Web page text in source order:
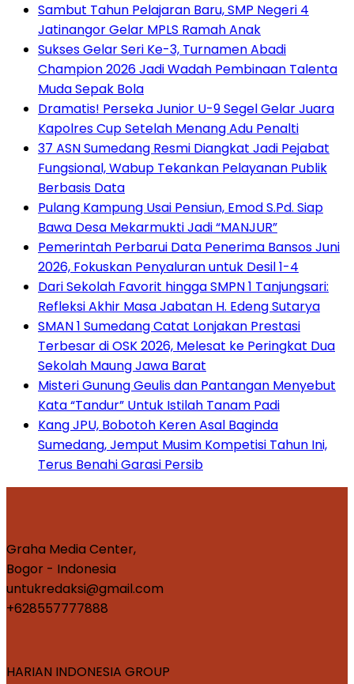
Sambut Tahun Pelajaran Baru, SMP Negeri 4
Jatinangor Gelar MPLS Ramah Anak
Sukses Gelar Seri Ke-3, Turnamen Abadi
Champion 2026 Jadi Wadah Pembinaan Talenta
Muda Sepak Bola
Dramatis! Perseka Junior U-9 Segel Gelar Juara
Kapolres Cup Setelah Menang Adu Penalti
37 ASN Sumedang Resmi Diangkat Jadi Pejabat
Fungsional, Wabup Tekankan Pelayanan Publik
Berbasis Data
Pulang Kampung Usai Pensiun, Emod S.Pd. Siap
Bawa Desa Mekarmukti Jadi “MANJUR”
Pemerintah Perbarui Data Penerima Bansos Juni
2026, Fokuskan Penyaluran untuk Desil 1-4
Dari Sekolah Favorit hingga SMPN 1 Tanjungsari:
Refleksi Akhir Masa Jabatan H. Edeng Sutarya
SMAN 1 Sumedang Catat Lonjakan Prestasi
Terbesar di OSK 2026, Melesat ke Peringkat Dua
Sekolah Maung Jawa Barat
Misteri Gunung Geulis dan Pantangan Menyebut
Kata “Tandur” Untuk Istilah Tanam Padi
Kang JPU, Bobotoh Keren Asal Baginda
Sumedang, Jemput Musim Kompetisi Tahun Ini,
Terus Benahi Garasi Persib
Graha Media Center,
Bogor - Indonesia
untukredaksi@gmail.com
+628557777888
HARIAN INDONESIA GROUP